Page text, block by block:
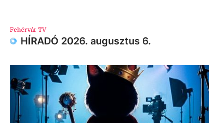
Fehérvár TV
HÍRADÓ 2026. augusztus 6.